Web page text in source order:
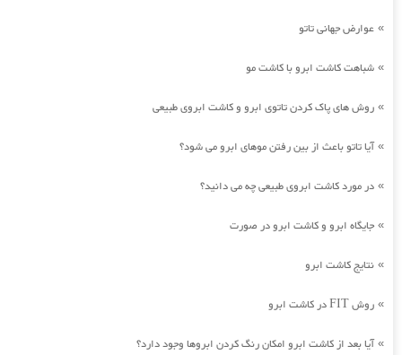
» عوارض جهانی تاتو
» شباهت کاشت ابرو با کاشت مو
» روش های پاک کردن تاتوی ابرو و کاشت ابروی طبیعی
»آیا تاتو باعث از بین رفتن موهای ابرو می شود؟
» در مورد کاشت ابروی طبیعی چه می دانید؟
» جایگاه ابرو و کاشت ابرو در صورت
» نتایج کاشت ابرو
» روش FIT در کاشت ابرو
»آیا بعد از کاشت ابرو امکان رنگ کردن ابروها وجود دارد؟